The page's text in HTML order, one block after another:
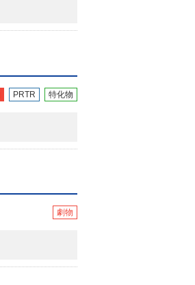
PRTR 特化物
劇物